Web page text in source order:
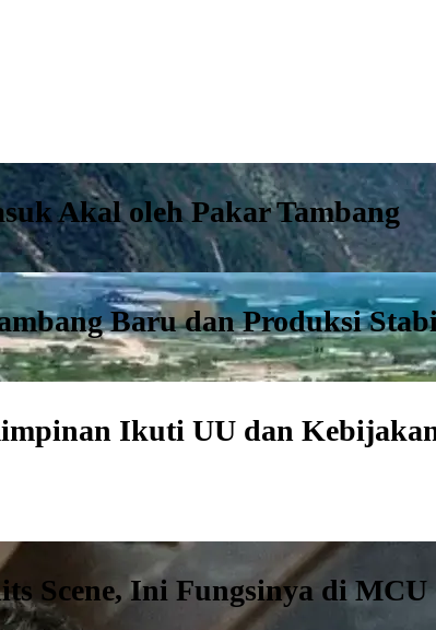
Akal oleh Pakar Tambang
Baru dan Produksi
Ikuti UU dan
Scene, Ini Fungsinya di MCU